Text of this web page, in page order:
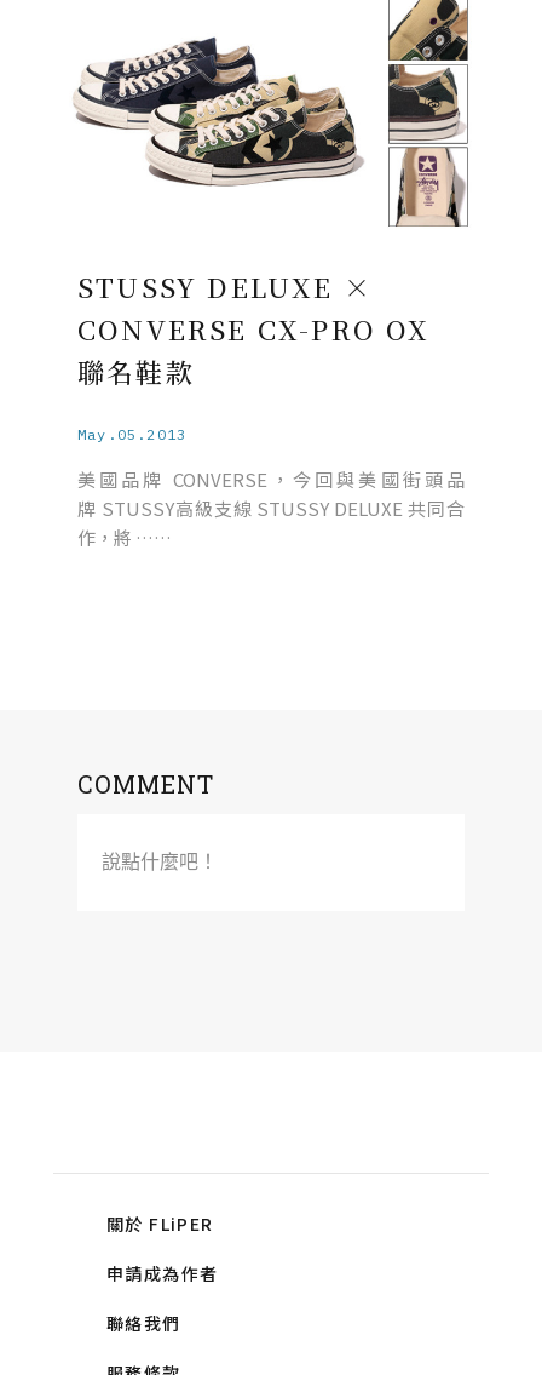
STUSSY DELUXE ×
CONVERSE CX-PRO OX
聯名鞋款
May.05.2013
美國品牌 CONVERSE，今回與美國街頭品
牌 STUSSY高級支線 STUSSY DELUXE 共同合
作，將 ……
COMMENT
說點什麼吧！
關於 FLiPER
申請成為作者
聯絡我們